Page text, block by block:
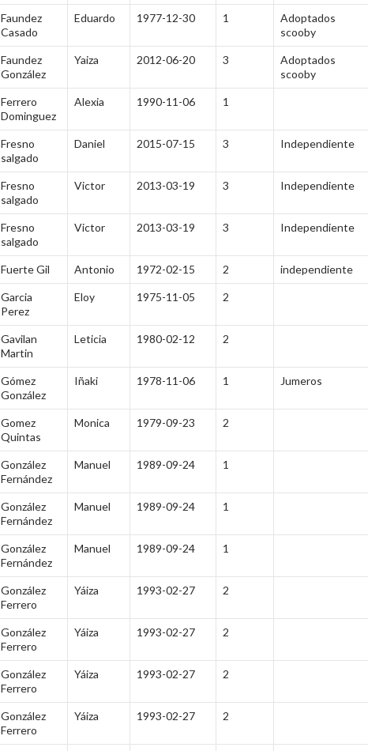
Faundez
Casado
Eduardo 1977-12-30 1
Adoptados
scooby
Faundez
González
Yaiza 2012-06-20 3
Adoptados
scooby
Ferrero
Dominguez
Alexia 1990-11-06 1
Fresno
salgado
Daniel 2015-07-15 3 Independiente
Fresno
salgado
Victor 2013-03-19 3 Independiente
Fresno
salgado
Victor 2013-03-19 3 Independiente
Fuerte Gil Antonio 1972-02-15 2 independiente
Garcia
Perez
Eloy 1975-11-05 2
Gavilan
Martin
Leticia 1980-02-12 2
Gómez
González
Iñaki 1978-11-06 1 Jumeros
Gomez
Quintas
Monica 1979-09-23 2
González
Fernández
Manuel 1989-09-24 1
González
Fernández
Manuel 1989-09-24 1
González
Fernández
Manuel 1989-09-24 1
González
Ferrero
Yáiza 1993-02-27 2
González
Ferrero
Yáiza 1993-02-27 2
González
Ferrero
Yáiza 1993-02-27 2
González
Ferrero
Yáiza 1993-02-27 2